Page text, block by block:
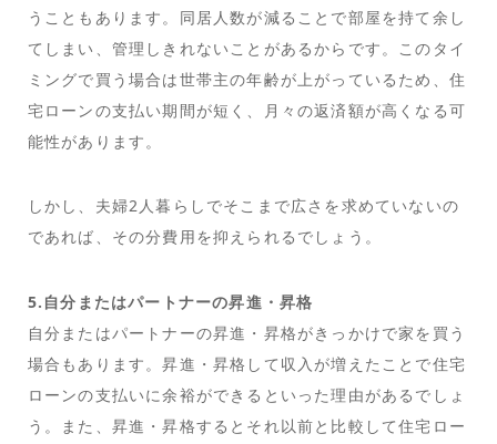
うこともあります。同居人数が減ることで部屋を持て余し
てしまい、管理しきれないことがあるからです。このタイ
ミングで買う場合は世帯主の年齢が上がっているため、住
宅ローンの支払い期間が短く、月々の返済額が高くなる可
能性があります。
しかし、夫婦2人暮らしでそこまで広さを求めていないの
であれば、その分費用を抑えられるでしょう。
5.自分またはパートナーの昇進・昇格
自分またはパートナーの昇進・昇格がきっかけで家を買う
場合もあります。昇進・昇格して収入が増えたことで住宅
ローンの支払いに余裕ができるといった理由があるでしょ
う。また、昇進・昇格するとそれ以前と比較して住宅ロー